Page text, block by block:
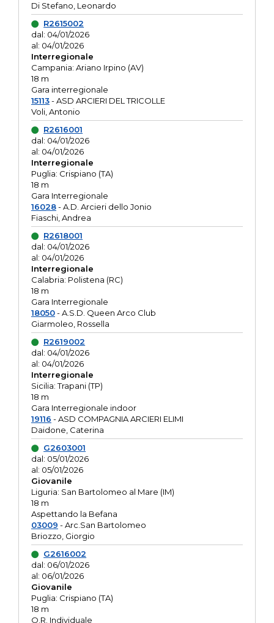
Di Stefano, Leonardo
R2615002
dal: 04/01/2026
al: 04/01/2026
Interregionale
Campania: Ariano Irpino (AV)
18 m
Gara interregionale
15113- ASD ARCIERI DEL TRICOLLE
Voli, Antonio
R2616001
dal: 04/01/2026
al: 04/01/2026
Interregionale
Puglia: Crispiano (TA)
18 m
Gara Interregionale
16028- A.D. Arcieri dello Jonio
Fiaschi, Andrea
R2618001
dal: 04/01/2026
al: 04/01/2026
Interregionale
Calabria: Polistena (RC)
18 m
Gara Interregionale
18050- A.S.D. Queen Arco Club
Giarmoleo, Rossella
R2619002
dal: 04/01/2026
al: 04/01/2026
Interregionale
Sicilia: Trapani (TP)
18 m
Gara Interregionale indoor
19116 - ASD COMPAGNIA ARCIERI ELIMI
Daidone, Caterina
G2603001
dal: 05/01/2026
al: 05/01/2026
Giovanile
Liguria: San Bartolomeo al Mare (IM)
18 m
Aspettando la Befana
03009 - Arc.San Bartolomeo
Briozzo, Giorgio
G2616002
dal: 06/01/2026
al: 06/01/2026
Giovanile
Puglia: Crispiano (TA)
18 m
O.R. Individuale